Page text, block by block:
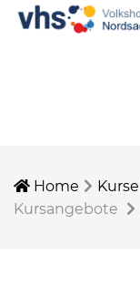
Home Kurse
Kursangebote